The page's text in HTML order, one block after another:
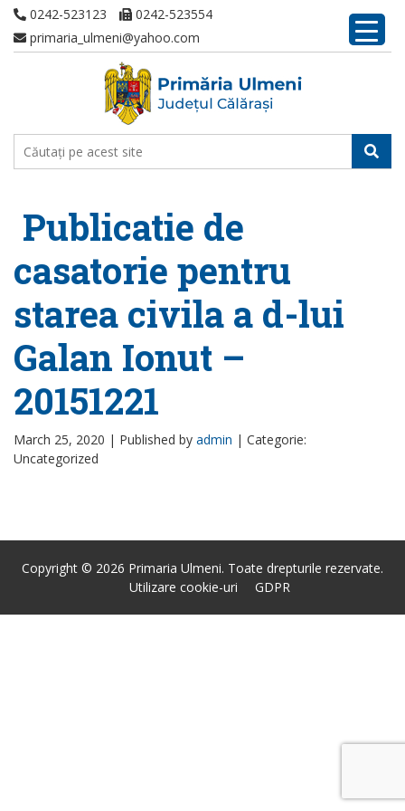
0242-523123
0242-523554
primaria_ulmeni@yahoo.com
Publicatie de
casatorie pentru
starea civila a d-lui
Galan Ionut –
20151221
March 25, 2020 | Published by admin | Categorie:
Uncategorized
Copyright © 2026 Primaria Ulmeni. Toate drepturile rezervate.
Utilizare cookie-uri
GDPR